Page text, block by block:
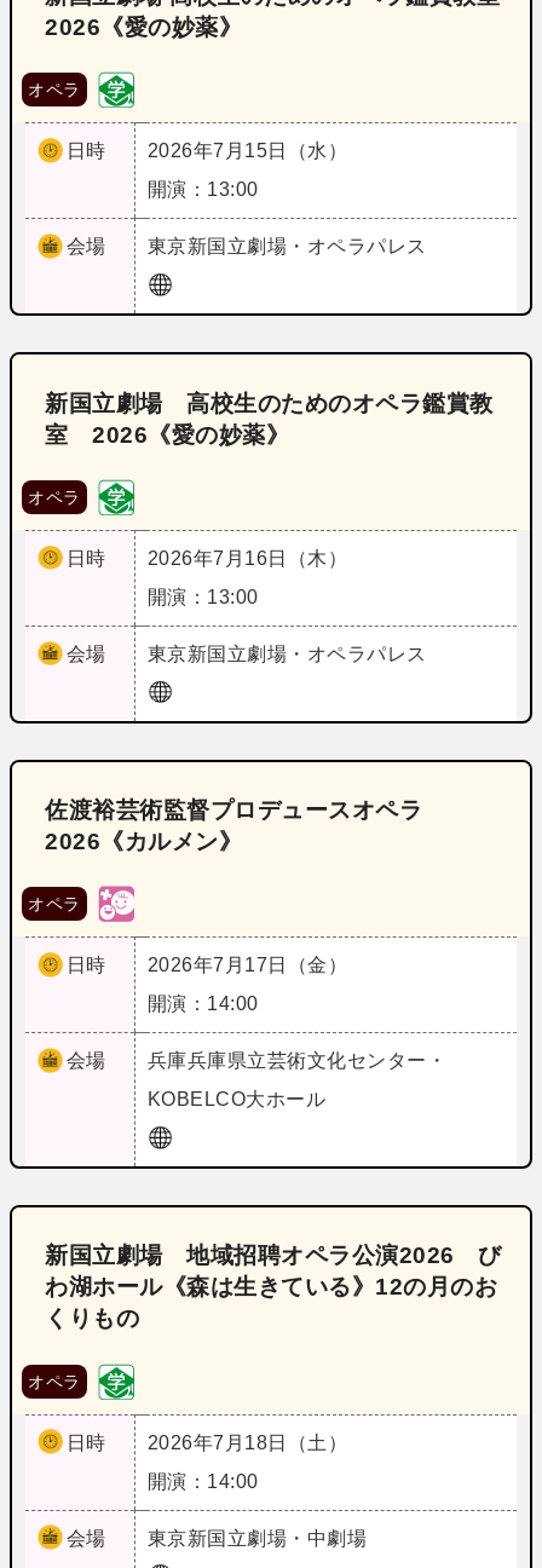
2026《愛の妙薬》
オペラ
日時
2026年7月15日（水）
開演：13:00
会場 東京新国立劇場・オペラパレス
新国立劇場 高校生のためのオペラ鑑賞教
室 2026《愛の妙薬》
オペラ
日時
2026年7月16日（木）
開演：13:00
会場 東京新国立劇場・オペラパレス
佐渡裕芸術監督プロデュースオペラ
2026《カルメン》
オペラ
日時
2026年7月17日（金）
開演：14:00
会場 兵庫兵庫県立芸術文化センター・
KOBELCO大ホール
新国立劇場 地域招聘オペラ公演2026 び
わ湖ホール《森は生きている》12の月のお
くりもの
オペラ
日時
2026年7月18日（土）
開演：14:00
会場 東京新国立劇場・中劇場